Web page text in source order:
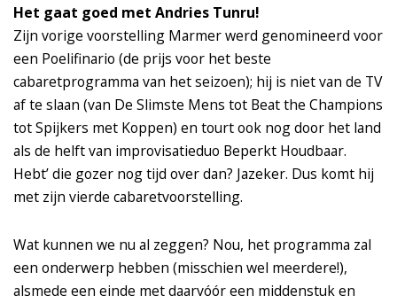
Het gaat goed met Andries Tunru!
Zijn vorige voorstelling Marmer werd genomineerd voor
een Poelifinario (de prijs voor het beste
cabaretprogramma van het seizoen); hij is niet van de TV
af te slaan (van De Slimste Mens tot Beat the Champions
tot Spijkers met Koppen) en tourt ook nog door het land
als de helft van improvisatieduo Beperkt Houdbaar.
Hebt’ die gozer nog tijd over dan? Jazeker. Dus komt hij
met zijn vierde cabaretvoorstelling.
Wat kunnen we nu al zeggen? Nou, het programma zal
een onderwerp hebben (misschien wel meerdere!),
alsmede een einde met daarvóór een middenstuk en